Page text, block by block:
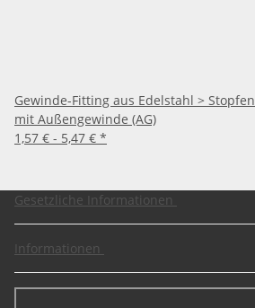
Gewinde-Fitting aus Edelstahl >
mit Außengewinde (AG)
1,57 € - 5,47 € *
Gesetzliche Informationen
Informationen